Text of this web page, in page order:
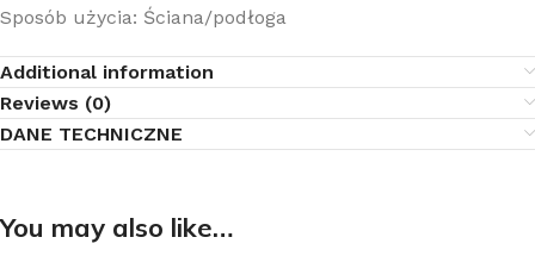
Sposób użycia: Ściana/podłoga
Additional information
Reviews (0)
DANE TECHNICZNE
You may also like…